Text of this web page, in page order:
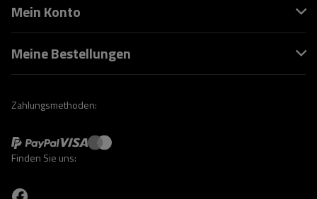
Mein Konto
Meine Bestellungen
Zahlungsmethoden:
Finden Sie uns: